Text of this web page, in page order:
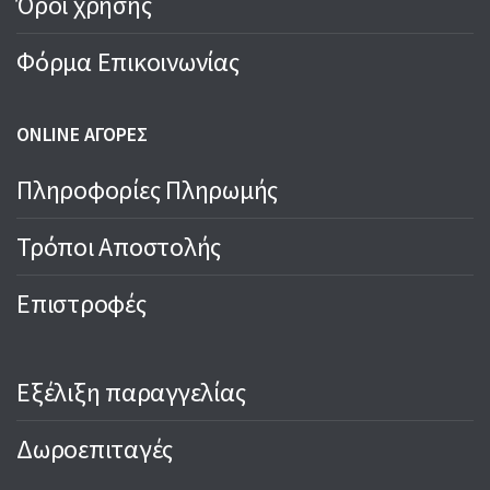
Φόρμα Επικοινωνίας
ONLINE ΑΓΟΡΕΣ
Πληροφορίες Πληρωμής
Τρόποι Αποστολής
Επιστροφές
Εξέλιξη παραγγελίας
Δωροεπιταγές